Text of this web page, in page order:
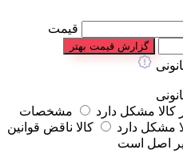
قیمت
گزارش قیمت بهتر
کالا مشکل دارد
مشخصات
مشکل دارد
کالا ناقض قوانین
اصل است